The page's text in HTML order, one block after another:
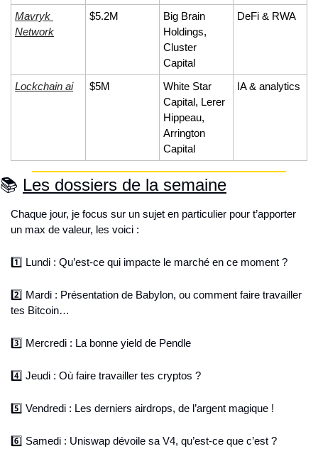
Mavryk
Network
$5.2M
Big Brain
Holdings,
Cluster
Capital
DeFi & RWA
Lockchain ai $5M
White Star
Capital, Lerer
Hippeau,
Arrington
Capital
IA & analytics
📚 Les dossiers de la semaine
Chaque jour, je focus sur un sujet en particulier pour t’apporter
un max de valeur, les voici :
1️⃣ Lundi : Qu’est-ce qui impacte le marché en ce moment ?
2️⃣ Mardi : Présentation de Babylon, ou comment faire travailler
tes Bitcoin…
3️⃣ Mercredi : La bonne yield de Pendle
4️⃣ Jeudi : Où faire travailler tes cryptos ?
5️⃣ Vendredi : Les derniers airdrops, de l’argent magique !
6️⃣ Samedi : Uniswap dévoile sa V4, qu’est-ce que c’est ?